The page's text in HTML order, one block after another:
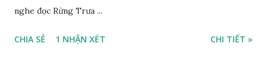
nghe đọc Rừng Trưa ...
CHIA SẺ 1 NHẬN XÉT CHI TIẾT »